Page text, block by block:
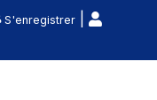
S'enregistrer